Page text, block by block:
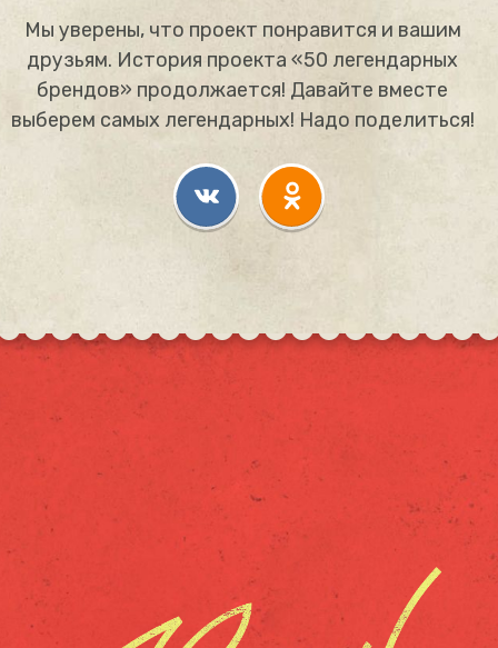
Мы уверены, что проект понравится и вашим
друзьям. История проекта «50 легендарных
брендов» продолжается! Давайте вместе
выберем самых легендарных! Надо поделиться!